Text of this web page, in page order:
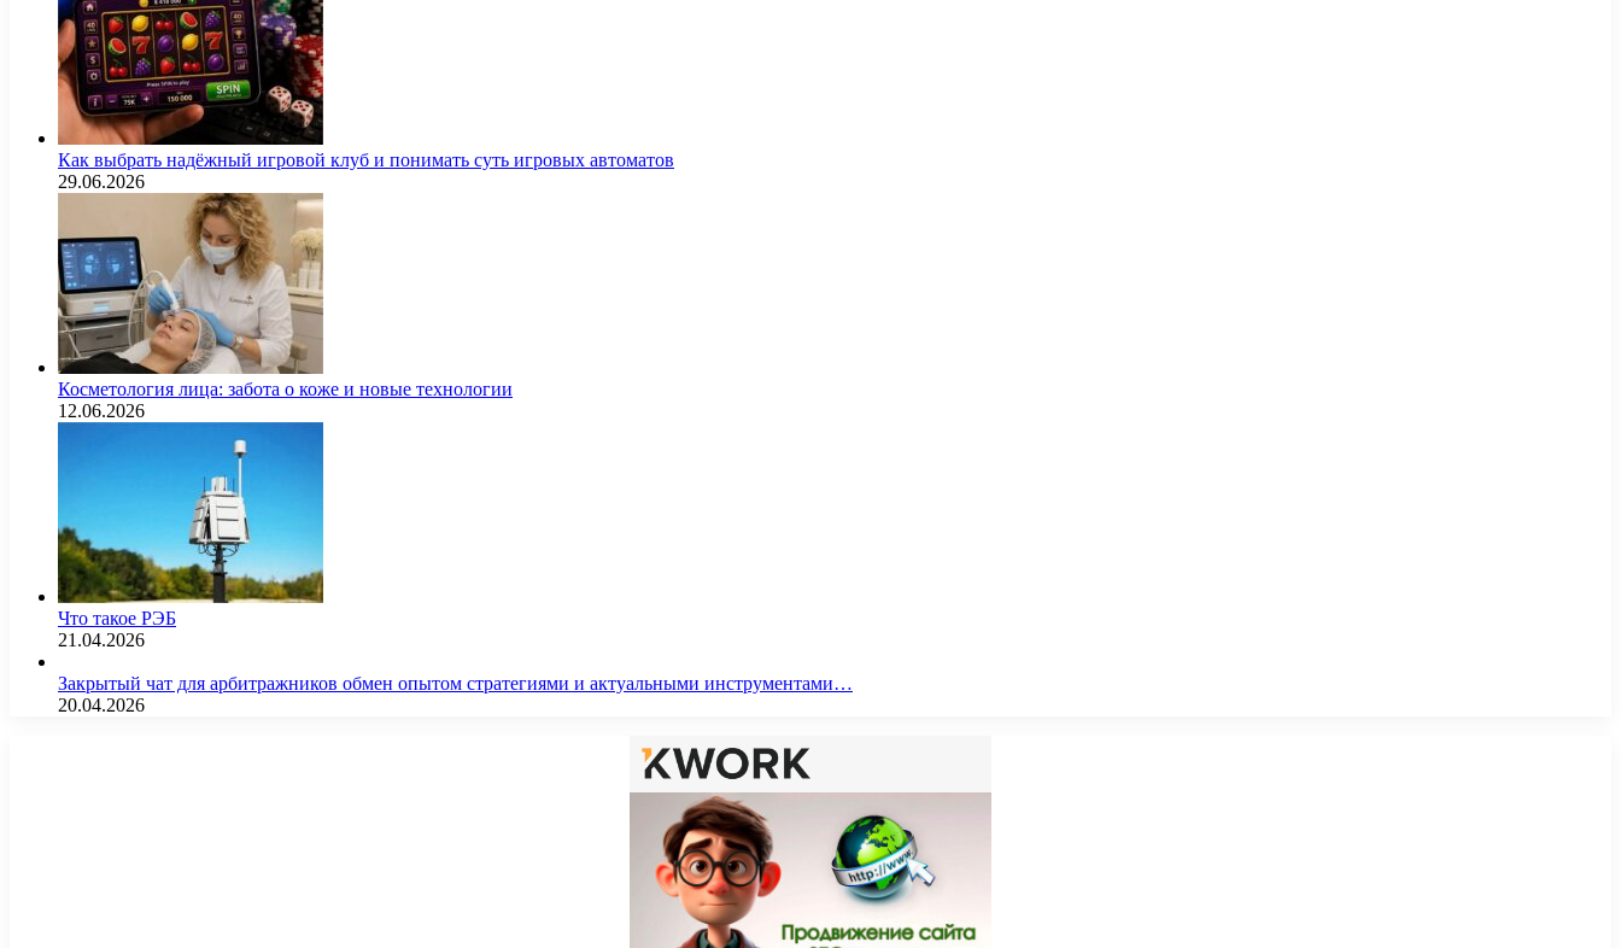
Как выбрать надёжный игровой клуб и понимать суть игровых автоматов
29.06.2026
Косметология лица: забота о коже и новые технологии
12.06.2026
Что такое РЭБ
21.04.2026
Закрытый чат для арбитражников обмен опытом стратегиями и актуальными инструментами…
20.04.2026